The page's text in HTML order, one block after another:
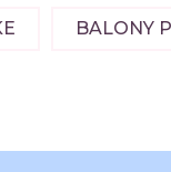
BALONY